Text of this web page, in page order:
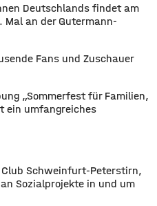
Deutschlands findet am
Mal an der Gutermann-
Fans und Zuschauer
„Sommerfest für Familien,
ein umfangreiches
Schweinfurt-Peterstirn,
Sozialprojekte in und um